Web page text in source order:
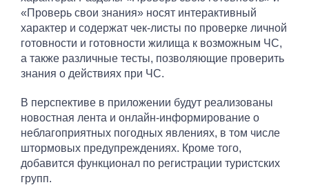
«Проверь свои знания» носят интерактивный
характер и содержат чек-листы по проверке личной
готовности и готовности жилища к возможным ЧС,
а также различные тесты, позволяющие проверить
знания о действиях при ЧС.
В перспективе в приложении будут реализованы
новостная лента и онлайн-информирование о
неблагоприятных погодных явлениях, в том числе
штормовых предупреждениях. Кроме того,
добавится функционал по регистрации туристских
групп.